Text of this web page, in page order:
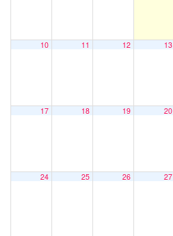
10 11 12 13
17 18 19 20
24 25 26 27